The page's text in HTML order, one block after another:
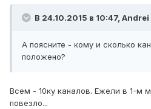
В 24.10.2015 в 10:47, Andrei
А поясните - кому и сколько
положено?
Всем - 10ку каналов. Ежели в 1-м
повезло...